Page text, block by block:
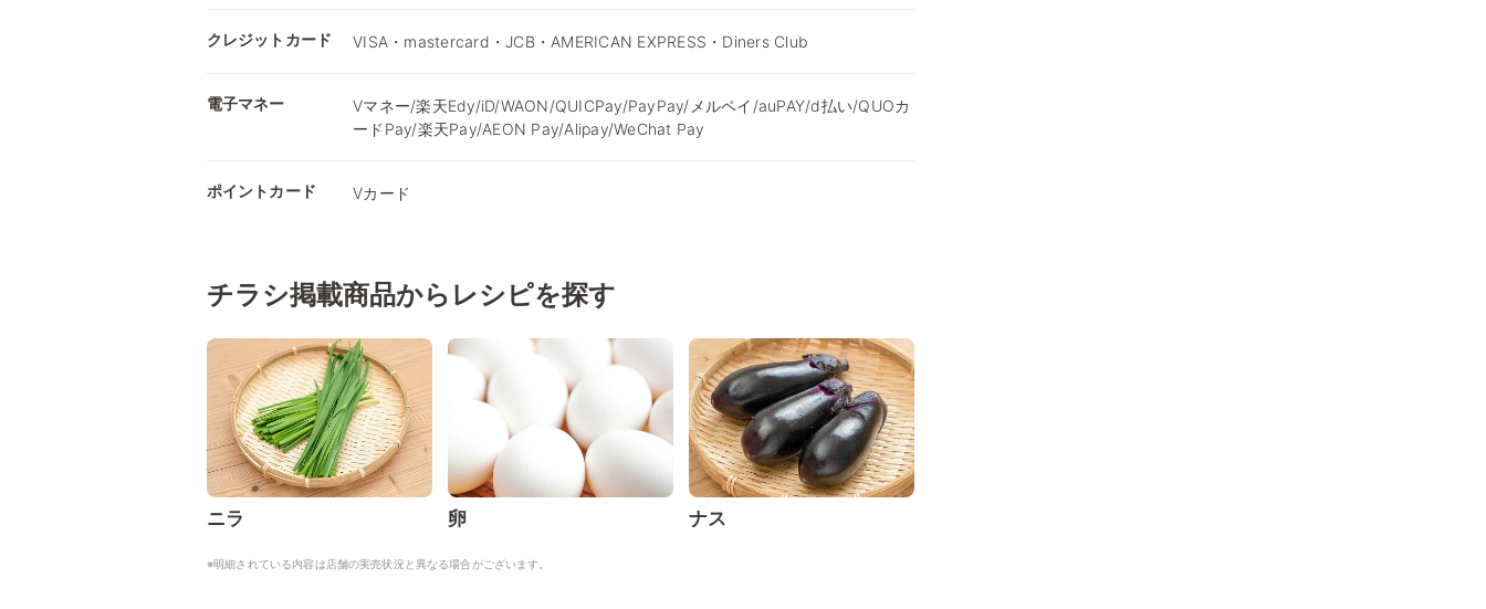
クレジットカード VISA・mastercard・JCB・AMERICAN EXPRESS・Diners Club
電子マネー
Vマネー/楽天Edy/iD/WAON/QUICPay/PayPay/メルペイ/auPAY/d払い/QUOカ
ードPay/楽天Pay/AEON Pay/Alipay/WeChat Pay
ポイントカード Vカード
チラシ掲載商品からレシピを探す
ニラ 卵 ナス
※明細されている内容は店舗の実売状況と異なる場合がございます。